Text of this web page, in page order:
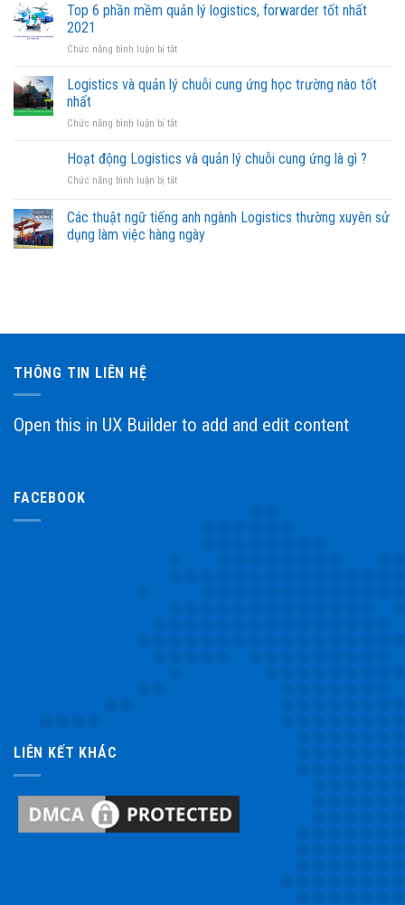
Top 6 phần mềm quản lý logistics, forwarder tốt nhất
2021
Chức năng bình luận bị tắtở
6
quản
logistics,
tốt
2021
Logistics và quản lý chuỗi cung ứng học trường nào tốt
nhất
Chức năng bình luận bị tắtở
và
lý
cung
ứng
học
Hoạt động Logistics và quản lý chuỗi cung ứng là gì ?
Chức năng bình luận bị tắtở
động
Logistics
và
là
Các thuật ngữ tiếng anh ngành Logistics thường xuyên sử
dụng làm việc hàng ngày
THÔNG TIN LIÊN HỆ
Open this in UX Builder to add and edit content
FACEBOOK
LIÊN KẾT KHÁC